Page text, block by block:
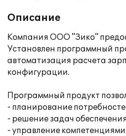
Описание
Компания ООО "Зико"
Установлен программный
автоматизация расчета
конфигурации.
Программный продукт
- планирование
- решение задач
- управление